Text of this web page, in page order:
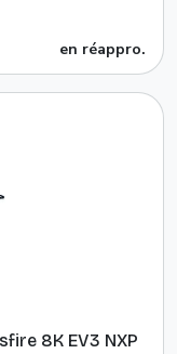
en réappro.
8K EV3 NXP